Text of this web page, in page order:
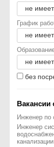
График
без
Вакансии
Инженер по
Инженер
канализации